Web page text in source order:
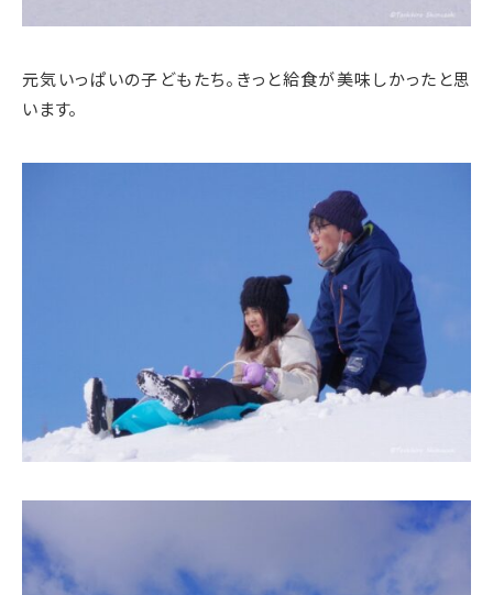
元気いっぱいの子どもたち。きっと給食が美味しかったと思
います。